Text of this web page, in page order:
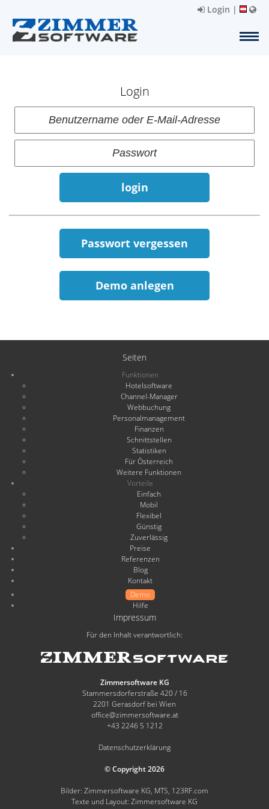
Login |
Login
login
Passwort vergessen
Demo anlegen
Seiten
Funktionen
Hotelsoftware
Channel-Manager
Webbuchung
Personalmanagement
Finanzen
Schnittstellen
Statistiken
Für Österreich
Weitere Funktionen
Vorteile
Einfach
Mobil
Flexibel
Günstig
Zuverlässig
Preise
Referenzen
Blog
Kontakt
Demo
Hilfe
Impressum
Für den Inhalt verantwortlich:
Zimmersoftware KG
Stammersdorferstraße 420 / 16
2201 Gerasdorf bei Wien
office@zimmersoftware.at
+43 2246 5 1212
Datenschutzerklärung
© Copyright 2026
Bilder: Zimmersoftware KG, MTS, 123RF.com
Texte und Layout: Zimmersoftware KG